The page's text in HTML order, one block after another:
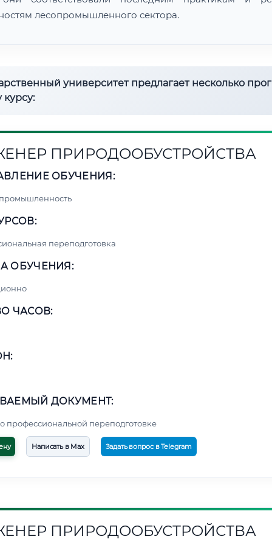
лесопромышленного сектора.
университет предлагает несколько
ПРИРОДООБУСТРОЙСТВА
ОБУЧЕНИЯ:
переподготовка
ОБУЧЕНИЯ:
ЧАСОВ:
ДОКУМЕНТ:
профессиональной переподготовке
Написать в Max Задать вопрос в Telegram
ПРИРОДООБУСТРОЙСТВА